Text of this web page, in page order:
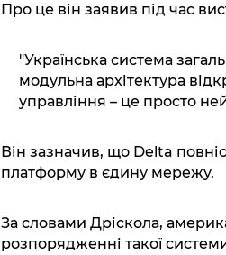
Про це він заявив під час
"Українська система
модульна архітектура
управління – це просто
Він зазначив, що Delta
платформу в єдину мережу.
За словами Дріскола,
розпорядженні такої